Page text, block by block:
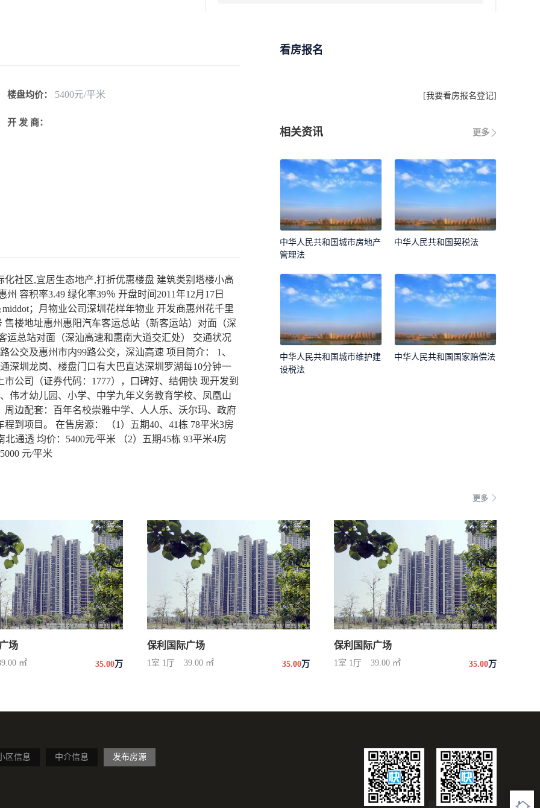
楼盘均价： 5400元/平米
开 发 商：
社区,宜居生态地产,打折优惠楼盘 建筑类别塔楼小高
容积率3.49 绿化率39％ 开盘时间2011年12月17日
；月物业公司深圳花样年物业 开发商惠州花千里
楼地址惠州惠阳汽车客运总站（新客运站）对面（深
运总站对面（深汕高速和惠南大道交汇处） 交通状况
交及惠州市内99路公交，深汕高速 项目简介： 1、
深圳龙岗、楼盘门口有大巴直达深圳罗湖每10分钟一
公司（证券代码：1777），口碑好、结佣快 现开发到
伟才幼儿园、小学、中学九年义务教育学校、凤凰山
边配套：百年名校崇雅中学、人人乐、沃尔玛、政府
到项目。 在售房源： （1）五期40、41栋 78平米3房
通透 均价：5400元∕平米 （2）五期45栋 93平米4房
元∕平米
看房报名
[我要看房报名登记]
更多
相关资讯
中华人民共和国城市房地产
管理法
中华人民共和国契税法
中华人民共和国城市维护建
设税法
中华人民共和国国家赔偿法
更多
场
㎡ 35.00万
保利国际广场
1室 1厅 39.00 ㎡ 35.00万
保利国际广场
1室 1厅 39.00 ㎡ 35.00万
区信息 中介信息 发布房源